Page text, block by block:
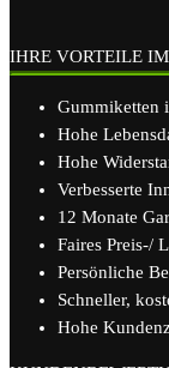
IHRE VORTEILE
Gummiketten
Hohe
Hohe
Verbesserte
12 Monate
Faires Preis-/
Persönliche
Schneller,
Hohe